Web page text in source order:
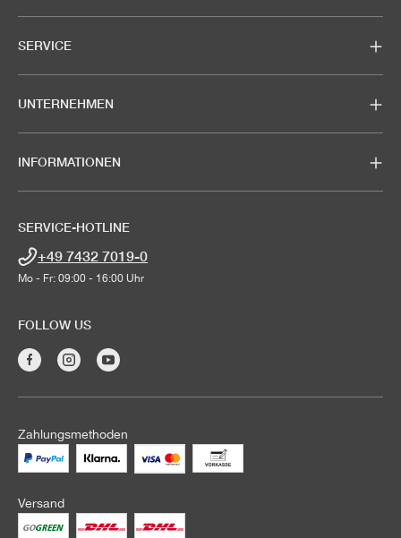
SERVICE
UNTERNEHMEN
INFORMATIONEN
SERVICE-HOTLINE
+49 7432 7019-0
Mo - Fr: 09:00 - 16:00 Uhr
FOLLOW US
Zahlungsmethoden
Versand